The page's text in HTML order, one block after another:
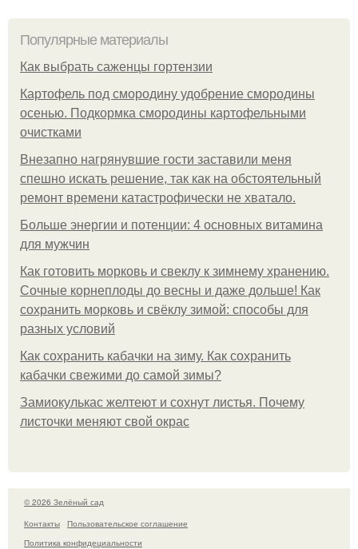
Популярные материалы
Как выбрать саженцы гортензии
Картофель под смородину удобрение смородины
осенью. Подкормка смородины картофельными
очистками
Внезапно нагрянувшие гости заставили меня
спешно искать решение, так как на обстоятельный
ремонт времени катастрофически не хватало.
Больше энергии и потенции: 4 основных витамина
для мужчин
Как готовить морковь и свеклу к зимнему хранению.
Сочные корнеплоды до весны и даже дольше! Как
сохранить морковь и свёклу зимой: способы для
разных условий
Как сохранить кабачки на зиму. Как сохранить
кабачки свежими до самой зимы?
Замиокулькас желтеют и сохнут листья. Почему
листочки меняют свой окрас
© 2026 Зелёный сад
Контакты
Пользовательское соглашение
Политика конфидециальности